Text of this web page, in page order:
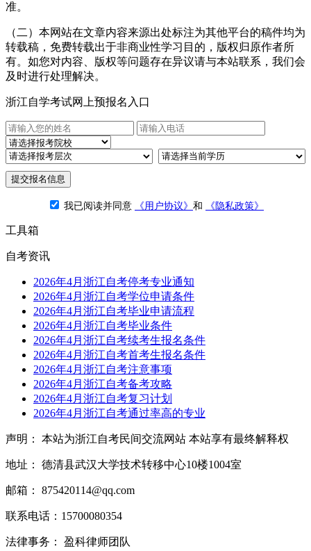
准。
（二）本网站在文章内容来源出处标注为其他平台的稿件均为
转载稿，免费转载出于非商业性学习目的，版权归原作者所
有。如您对内容、版权等问题存在异议请与本站联系，我们会
及时进行处理解决。
浙江自学考试网上预报名入口
提交报名信息
我已阅读并同意 《用户协议》 和 《隐私政策》
工具箱
自考资讯
2026年4月浙江自考停考专业通知
2026年4月浙江自考学位申请条件
2026年4月浙江自考毕业申请流程
2026年4月浙江自考毕业条件
2026年4月浙江自考续考生报名条件
2026年4月浙江自考首考生报名条件
2026年4月浙江自考注意事项
2026年4月浙江自考备考攻略
2026年4月浙江自考复习计划
2026年4月浙江自考通过率高的专业
声明： 本站为浙江自考民间交流网站 本站享有最终解释权
地址： 德清县武汉大学技术转移中心10楼1004室
邮箱： 875420114@qq.com
联系电话：15700080354
法律事务： 盈科律师团队